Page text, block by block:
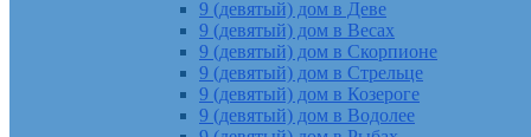
9 (девятый) дом в Деве
9 (девятый) дом в Весах
9 (девятый) дом в Скорпионе
9 (девятый) дом в Стрельце
9 (девятый) дом в Козероге
9 (девятый) дом в Водолее